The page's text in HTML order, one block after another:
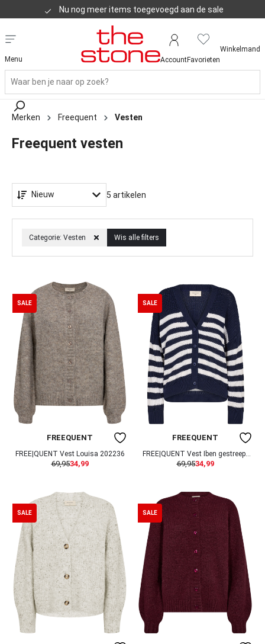
Nu nog meer items toegevoegd aan de sale
Klanten geven ons een 8,8
Menu AccountFavorieten
Winkelmand
Merken Freequent Vesten
Freequent vesten
Categorie: Vesten Wis alle filters
Nieuw 5 artikelen
SALE
FREEQUENT
FREE|QUENT Vest Louisa 202236
69,9534,99
SALE
FREEQUENT
FREE|QUENT Vest Iben gestreept
202668
69,9534,99
SALE SALE